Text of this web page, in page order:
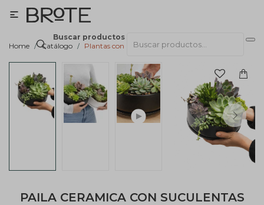
Buscar productos

Home Catálogo Plantas con macetas
PAILA CERAMICA CON SUCULENTAS